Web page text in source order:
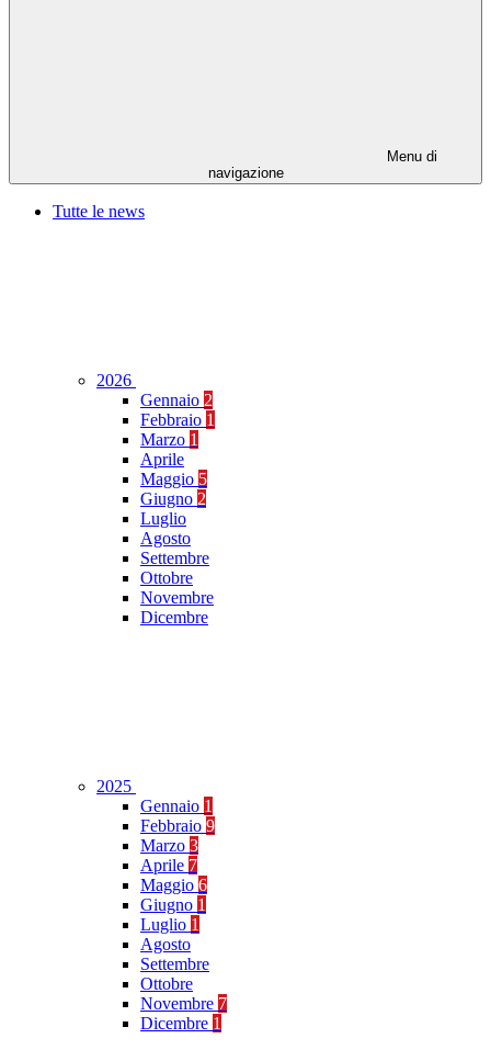
Menu di
navigazione
Tutte le news
2026
Gennaio 2
Febbraio 1
Marzo 1
Aprile
Maggio 5
Giugno 2
Luglio
Agosto
Settembre
Ottobre
Novembre
Dicembre
2025
Gennaio 1
Febbraio 9
Marzo 3
Aprile 7
Maggio 6
Giugno 1
Luglio 1
Agosto
Settembre
Ottobre
Novembre 7
Dicembre 1